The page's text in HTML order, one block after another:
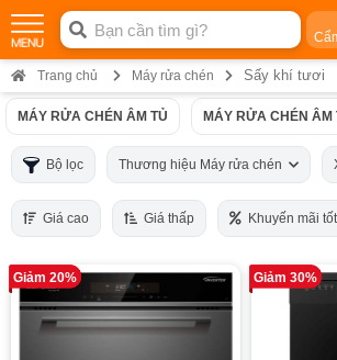
Trang chủ Máy rửa chén Sấy khí tươi
MÁY RỬA CHÉN ÂM TỦ MÁY RỬA CHÉN ÂM
Bộ lọc Thương hiệu Máy rửa chén
Giá cao Giá thấp Khuyến mãi
Giảm 20% Giảm 30%